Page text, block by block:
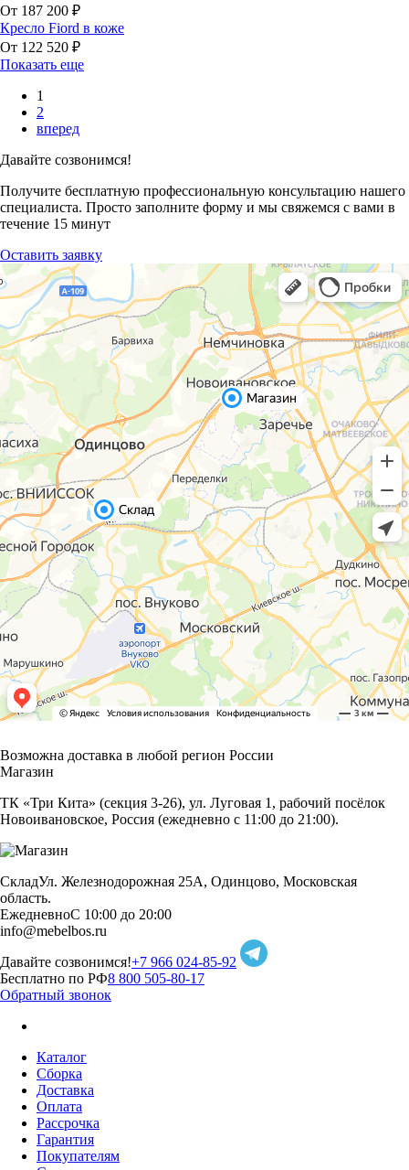
От 187 200 ₽
Кресло Fiord в коже
От 122 520 ₽
Показать еще
1
2
вперед
Давайте созвонимся!
Получите бесплатную профессиональную консультацию нашего
специалиста. Просто заполните форму и мы свяжемся с вами в
течение 15 минут
Оставить заявку
Возможна доставка в любой регион России
Магазин
ТК «Три Кита» (секция 3-26), ул. Луговая 1, рабочий посёлок
Новоивановское, Россия (ежедневно с 11:00 до 21:00).
СкладУл. Железнодорожная 25А, Одинцово, Московская
область.
ЕжедневноС 10:00 до 20:00
info@mebelbos.ru
Давайте созвонимся!+7 966 024-85-92
Бесплатно по РФ8 800 505-80-17
Обратный звонок
Каталог
Сборка
Доставка
Оплата
Рассрочка
Гарантия
Покупателям